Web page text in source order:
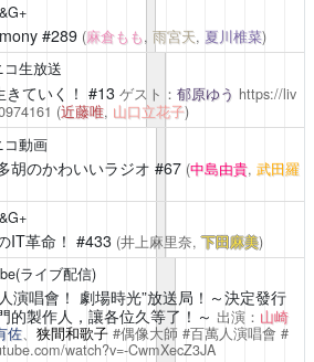
#289 (麻倉もも, 雨宮天, 夏川椎菜)
コ生放送
ていく！ #13 ゲスト： 郁原ゆう https://liv
(近藤唯, 山口立花子)
コ動画
胡のかわいいラジオ #67 (中島由貴, 武田羅
IT革命！ #433 (井上麻里奈,下田麻美)
ライブ配信)
演唱會！ 劇場時光”放送局！～決定發行
的製作人，讓各位久等了！～ 出演： 山崎
佐、 狭間和歌子#偶像大師 #百萬人演唱會 #
watch?v=-CwmXecZ3JA